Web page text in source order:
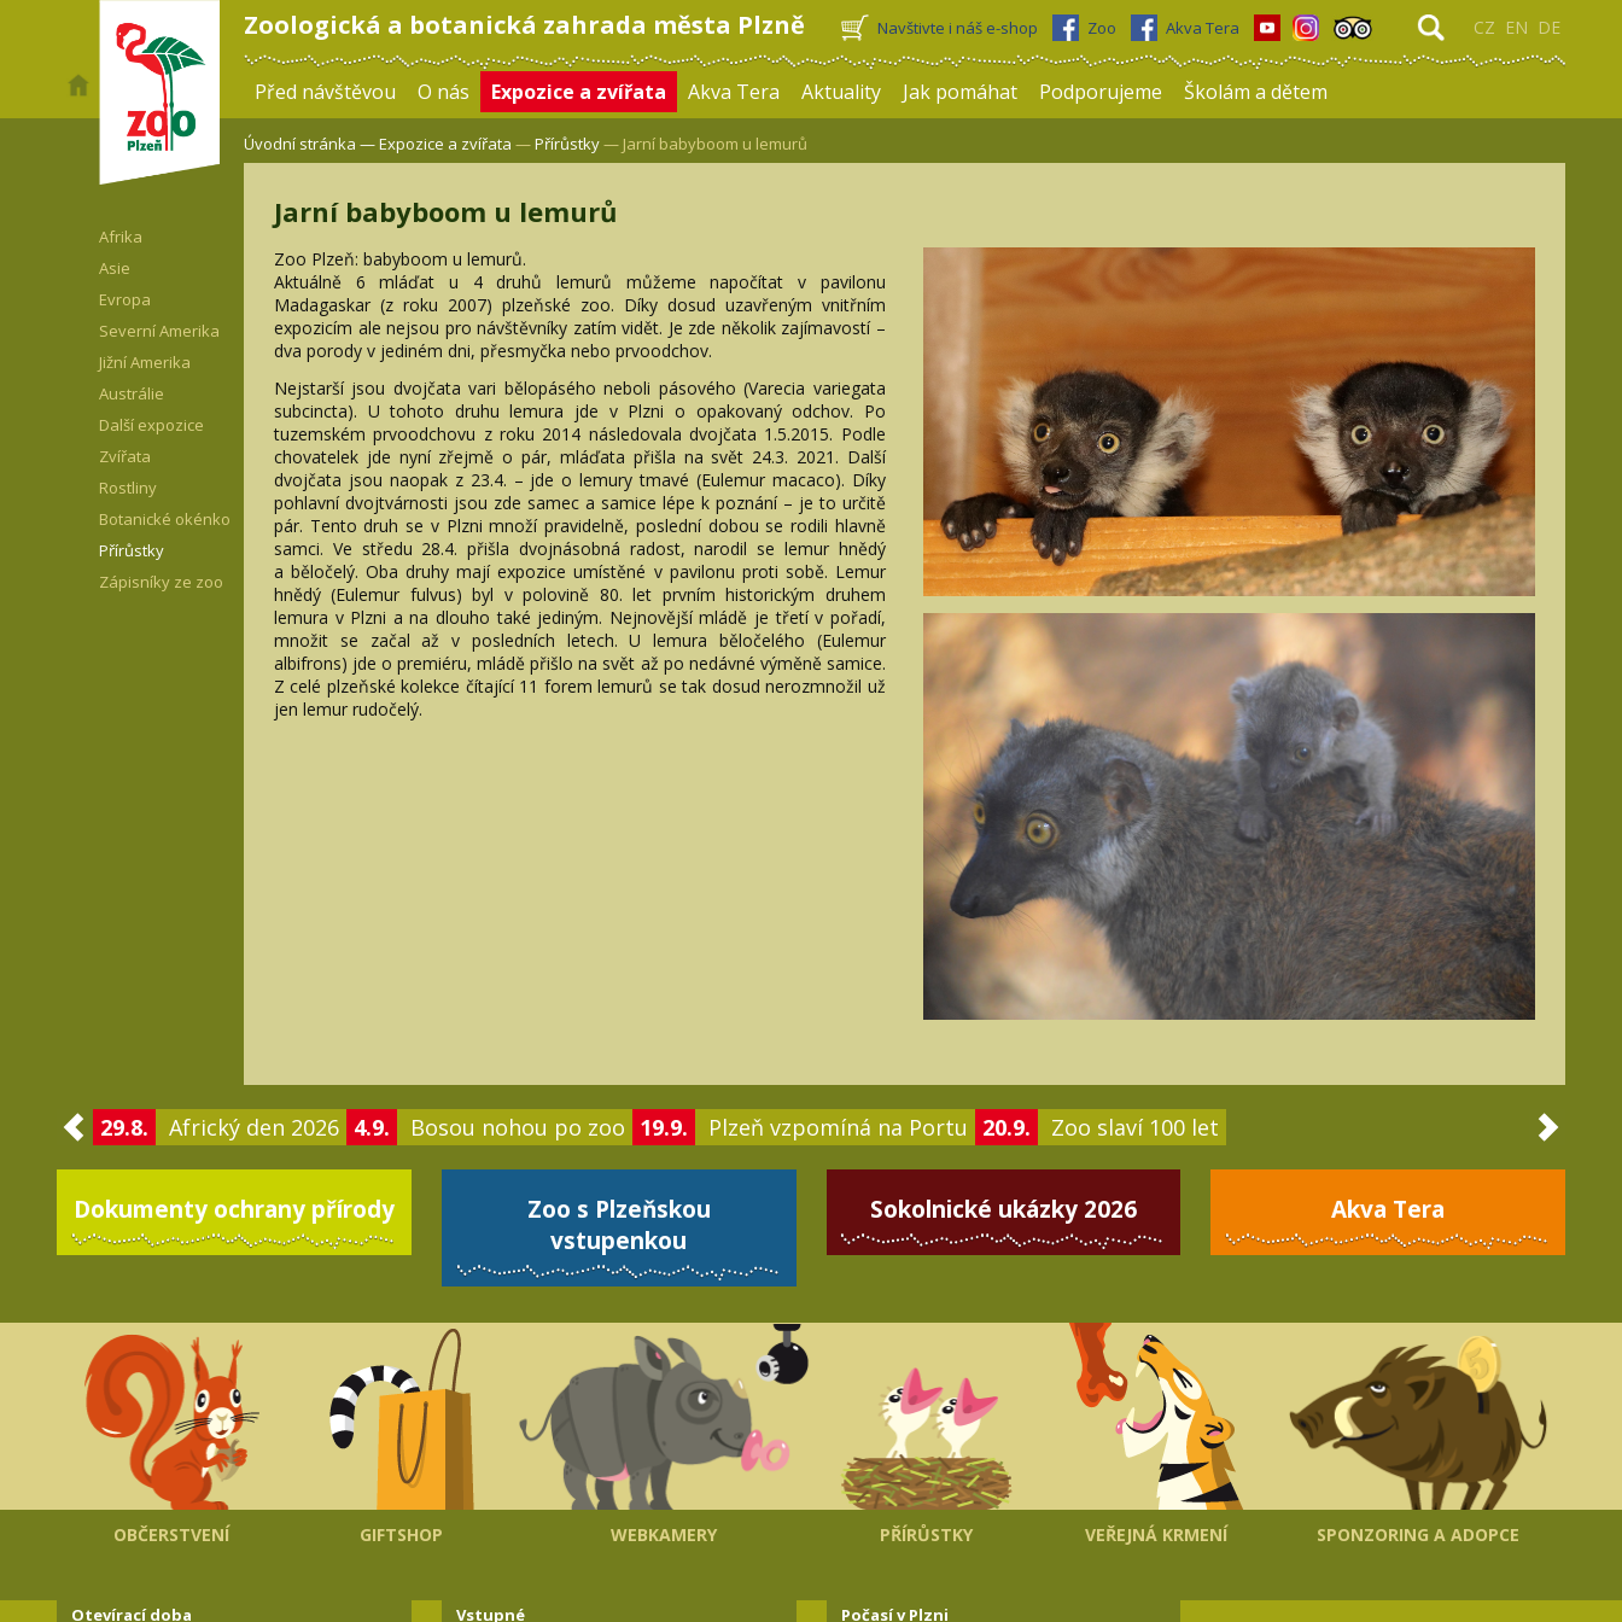
Zoologická a botanická zahrada města Plzně CZ EN DE
Navštivte i náš e-shop Zoo Akva Tera
Před návštěvou O nás Expozice a zvířata Akva Tera Aktuality Jak pomáhat Podporujeme Školám a dětem
Afrika
Asie
Evropa
Severní Amerika
Jižní Amerika
Austrálie
Další expozice
Zvířata
Rostliny
Botanické okénko
Přírůstky
Zápisníky ze zoo
Úvodní stránka —Expozice a zvířata —Přírůstky— Jarní babyboom u lemurů
Jarní babyboom u lemurů
Zoo Plzeň: babyboom u lemurů.
Aktuálně 6 mláďat u 4 druhů lemurů můžeme napočítat v pavilonu
Madagaskar (z roku 2007) plzeňské zoo. Díky dosud uzavřeným vnitřním
expozicím ale nejsou pro návštěvníky zatím vidět. Je zde několik zajímavostí –
dva porody v jediném dni, přesmyčka nebo prvoodchov.
Nejstarší jsou dvojčata vari bělopásého neboli pásového (Varecia variegata
subcincta). U tohoto druhu lemura jde v Plzni o opakovaný odchov. Po
tuzemském prvoodchovu z roku 2014 následovala dvojčata 1.5.2015. Podle
chovatelek jde nyní zřejmě o pár, mláďata přišla na svět 24.3. 2021. Další
dvojčata jsou naopak z 23.4. – jde o lemury tmavé (Eulemur macaco). Díky
pohlavní dvojtvárnosti jsou zde samec a samice lépe k poznání – je to určitě
pár. Tento druh se v Plzni množí pravidelně, poslední dobou se rodili hlavně
samci. Ve středu 28.4. přišla dvojnásobná radost, narodil se lemur hnědý
a běločelý. Oba druhy mají expozice umístěné v pavilonu proti sobě. Lemur
hnědý (Eulemur fulvus) byl v polovině 80. let prvním historickým druhem
lemura v Plzni a na dlouho také jediným. Nejnovější mládě je třetí v pořadí,
množit se začal až v posledních letech. U lemura běločelého (Eulemur
albifrons) jde o premiéru, mládě přišlo na svět až po nedávné výměně samice.
Z celé plzeňské kolekce čítající 11 forem lemurů se tak dosud nerozmnožil už
jen lemur rudočelý.
29.8. Africký den 2026 4.9. Bosou nohou po zoo 19.9. Plzeň vzpomíná na Portu 20.9. Zoo slaví 100 let
Dokumenty ochrany přírody
Zoo s Plzeňskou
vstupenkou
Sokolnické ukázky 2026 Akva Tera
OBČERSTVENÍ GIFTSHOP WEBKAMERY PŘÍRŮSTKY VEŘEJNÁ KRMENÍ SPONZORING A ADOPCE
Otevírací doba Vstupné Počasí v Plzni